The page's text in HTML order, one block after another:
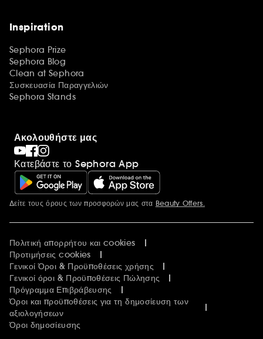
Inspiration
Sephora Prize
Sephora Blog
Clean at Sephora
Συσκευασία Παραγγελιών
Sephora Stands
Ακολουθήστε μας
Κατεβάστε το Sephora App
Περισσότερες πληροφορίες
Δείτε τους όρους των προσφορών μας στα Beauty Offers.
Πολιτική απορρήτου και cookies
Προτιμήσεις cookies
Γενικοί Όροι & Προϋποθέσεις χρήσης
Γενικοί όροι & Προϋποθέσεις Πώλησης
Πρόγραμμα Επιβράβευσης
Όροι και προϋποθέσεις για τη δημοσίευση των
αξιολογήσεων
Όροι δημοσίευσης